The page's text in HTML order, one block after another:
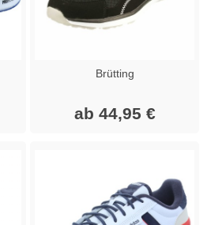
Brütting
ab 44,95 €